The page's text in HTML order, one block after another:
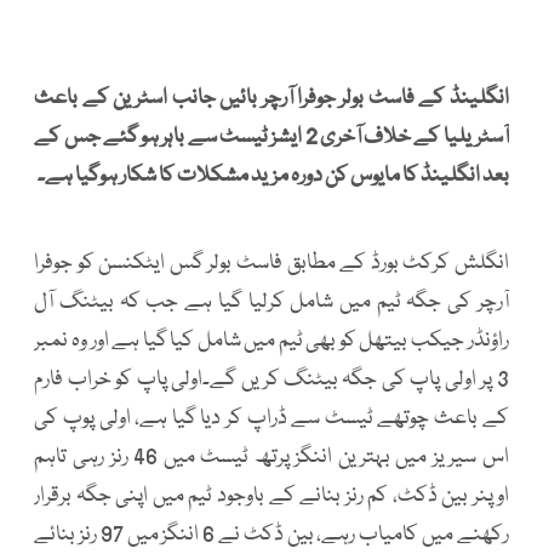
انگلینڈ کے فاسٹ بولر جوفرا آرچر بائیں جانب اسٹرین کے باعث
آسٹریلیا کے خلاف آخری 2 ایشز ٹیسٹ سے باہر ہو گئے جس کے
بعد انگلینڈ کا مایوس کن دورہ مزید مشکلات کا شکار ہوگیا ہے۔
انگلش کرکٹ بورڈ کے مطابق فاسٹ بولر گس ایٹکنسن کو جوفرا
آرچر کی جگہ ٹیم میں شامل کرلیا گیا ہے جب کہ بیٹنگ آل
راؤنڈر جیکب بیتھل کو بھی ٹیم میں شامل کیا گیا ہے اور وہ نمبر
3 پر اولی پاپ کی جگہ بیٹنگ کریں گے۔اولی پاپ کو خراب فارم
کے باعث چوتھے ٹیسٹ سے ڈراپ کر دیا گیا ہے، اولی پوپ کی
اس سیریز میں بہترین اننگز پرتھ ٹیسٹ میں 46 رنز رہی تاہم
اوپنر بین ڈکٹ، کم رنز بنانے کے باوجود ٹیم میں اپنی جگہ برقرار
رکھنے میں کامیاب رہے، بین ڈکٹ نے 6 اننگز میں 97 رنز بنائے